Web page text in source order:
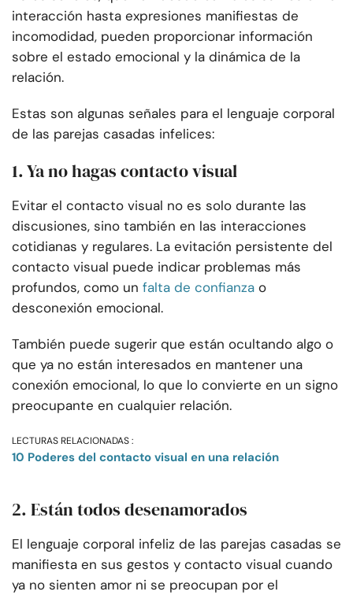
interacción hasta expresiones manifiestas de
incomodidad, pueden proporcionar información
sobre el estado emocional y la dinámica de la
relación.
Estas son algunas señales para el lenguaje corporal
de las parejas casadas infelices:
1. Ya no hagas contacto visual
Evitar el contacto visual no es solo durante las
discusiones, sino también en las interacciones
cotidianas y regulares. La evitación persistente del
contacto visual puede indicar problemas más
profundos, como un falta de confianza o
desconexión emocional.
También puede sugerir que están ocultando algo o
que ya no están interesados en mantener una
conexión emocional, lo que lo convierte en un signo
preocupante en cualquier relación.
LECTURAS RELACIONADAS :
10 Poderes del contacto visual en una relación
2. Están todos desenamorados
El lenguaje corporal infeliz de las parejas casadas se
manifiesta en sus gestos y contacto visual cuando
ya no sienten amor ni se preocupan por el